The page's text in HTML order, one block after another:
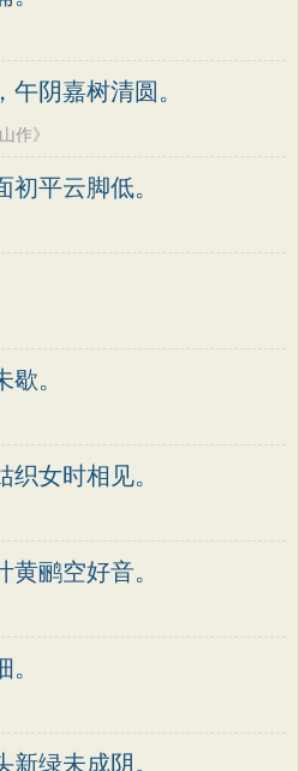
午阴嘉树清圆。
作》
平云脚低。
。
女时相见。
鹂空好音。
绿未成阴。